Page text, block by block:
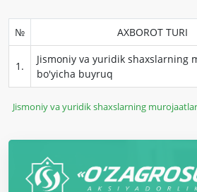
№ AXBOROT TURI
1.
Jismoniy va yuridik shaxslarning
bo'yicha buyruq
Jismoniy va yuridik shaxslarning